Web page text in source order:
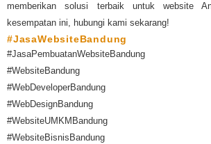
memberikan solusi terbaik untuk website
kesempatan ini, hubungi kami sekarang!
#JasaWebsiteBandung
#JasaPembuatanWebsiteBandung
#WebsiteBandung
#WebDeveloperBandung
#WebDesignBandung
#WebsiteUMKMBandung
#WebsiteBisnisBandung